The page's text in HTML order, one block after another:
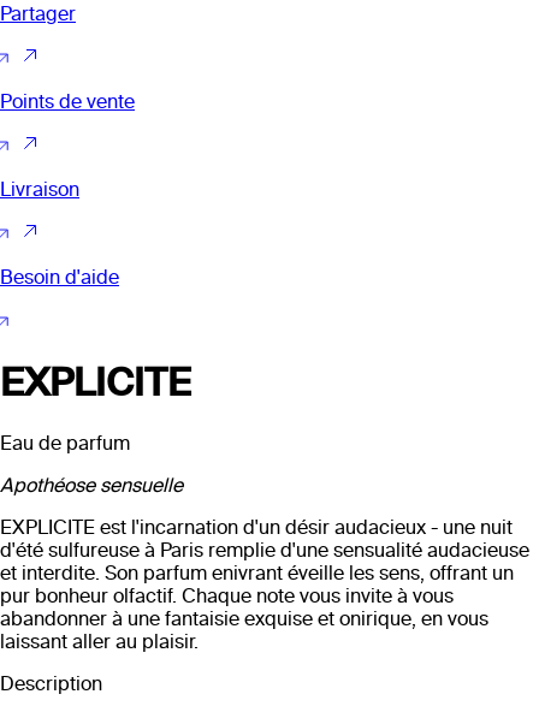
Partager
Points de vente
Livraison
Besoin d'aide
EXPLICITE
Eau de parfum
Apothéose sensuelle
EXPLICITE est l'incarnation d'un désir audacieux - une nuit
d'été sulfureuse à Paris remplie d'une sensualité audacieuse
et interdite. Son parfum enivrant éveille les sens, offrant un
pur bonheur olfactif. Chaque note vous invite à vous
abandonner à une fantaisie exquise et onirique, en vous
laissant aller au plaisir.
Description